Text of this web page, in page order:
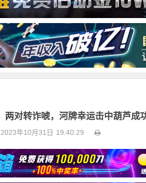
两对转诈唬，河牌幸运击中葫芦成
年10月31日 19:40:29